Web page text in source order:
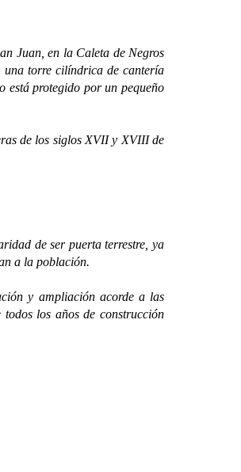
Juan, en la Caleta de Negros
una torre cilíndrica de cantería
está protegido por un pequeño
de los siglos XVII y XVIII de
de ser puerta terrestre, ya
a la población.
y ampliación acorde a las
los años de construcción